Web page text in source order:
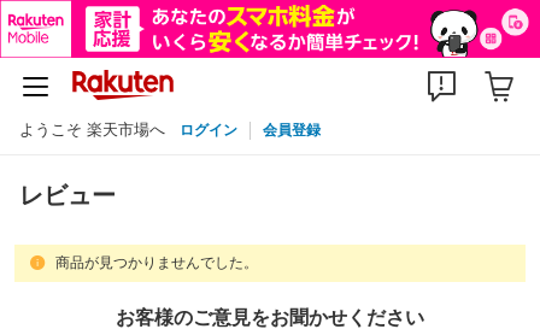
ようこそ 楽天市場へ ログイン 会員登録
レビュー
商品が見つかりませんでした。
お客様のご意見をお聞かせください